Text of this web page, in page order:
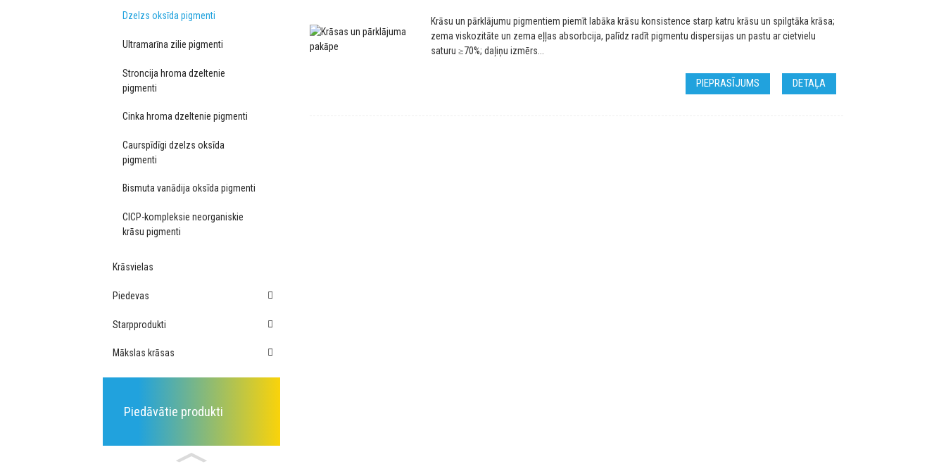
Dzelzs oksīda pigmenti
Ultramarīna zilie pigmenti
Stroncija hroma dzeltenie
pigmenti
Cinka hroma dzeltenie pigmenti
Caurspīdīgi dzelzs oksīda
pigmenti
Bismuta vanādija oksīda pigmenti
CICP-kompleksie neorganiskie
krāsu pigmenti
Krāsvielas
Piedevas
Starpprodukti
Mākslas krāsas
Piedāvātie produkti
Krāsu un pārklājumu pigmentiem piemīt labāka krāsu konsistence starp katru krāsu un spilgtāka krāsa;
zema viskozitāte un zema eļļas absorbcija, palīdz radīt pigmentu dispersijas un pastu ar cietvielu
saturu ≥70%; daļiņu izmērs...
PIEPRASĪJUMS DETAĻA